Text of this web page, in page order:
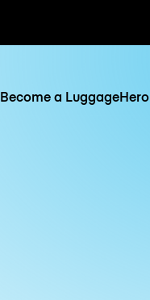
Become a LuggageHero